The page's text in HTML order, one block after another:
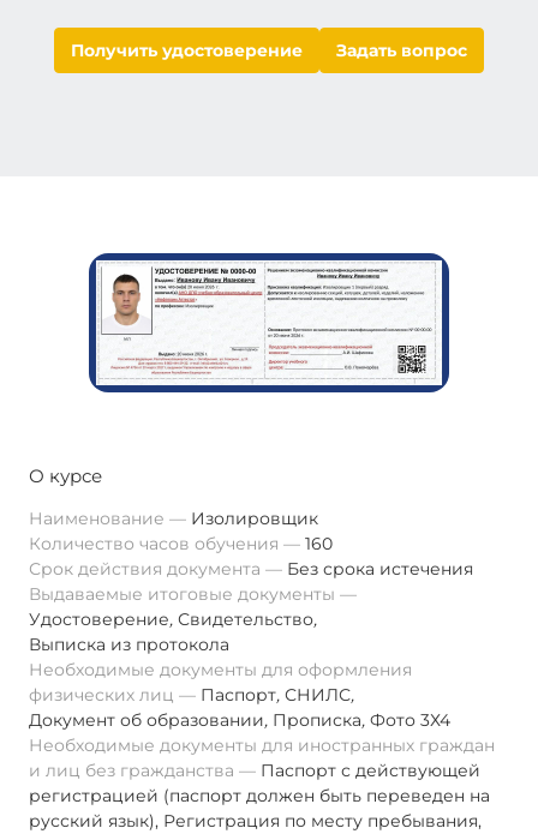
Получить удостоверение Задать вопрос
О курсе
Наименование
Изолировщик
Количество часов обучения
160
Срок действия документа
Без срока истечения
Выдаваемые итоговые документы
Удостоверение, Свидетельство,
Выписка из протокола
Необходимые документы для оформления
физических лиц
Паспорт, СНИЛС,
Документ об образовании, Прописка, Фото 3Х4
Необходимые документы для иностранных граждан
и лиц без гражданства
Паспорт с действующей
регистрацией (паспорт должен быть переведен на
русский язык), Регистрация по месту пребывания,